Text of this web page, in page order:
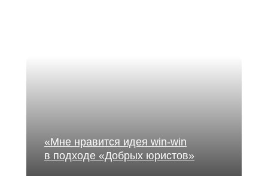
«Мне нравится идея win-win
в подходе «Добрых юристов»